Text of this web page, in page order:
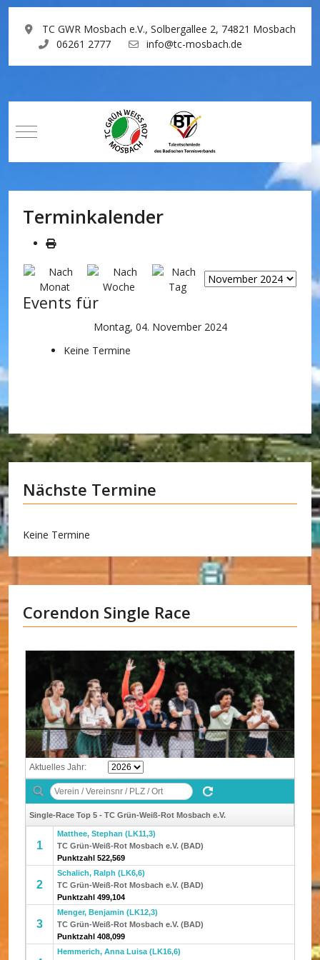
TC GWR Mosbach e.V., Solbergallee 2, 74821 Mosbach
06261 2777
info@tc-mosbach.de
Mobile Menu Toggle
Terminkalender
Events für
Montag, 04. November 2024
Keine Termine
Nächste Termine
Keine Termine
Corendon Single Race